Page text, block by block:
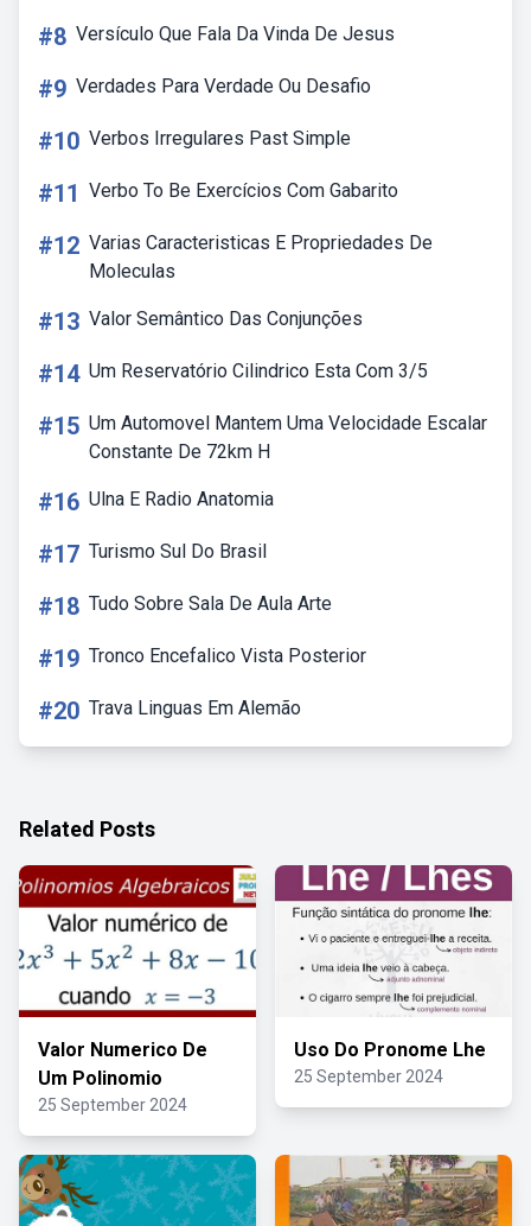
#8 Versículo Que Fala Da Vinda De Jesus
#9 Verdades Para Verdade Ou Desafio
#10 Verbos Irregulares Past Simple
#11 Verbo To Be Exercícios Com Gabarito
#12 Varias Caracteristicas E Propriedades De
Moleculas
#13 Valor Semântico Das Conjunções
#14 Um Reservatório Cilindrico Esta Com 3/5
#15 Um Automovel Mantem Uma Velocidade Escalar
Constante De 72km H
#16 Ulna E Radio Anatomia
#17 Turismo Sul Do Brasil
#18 Tudo Sobre Sala De Aula Arte
#19 Tronco Encefalico Vista Posterior
#20 Trava Linguas Em Alemão
Related Posts
Valor Numerico De
Um Polinomio
25 September 2024
Uso Do Pronome Lhe
25 September 2024